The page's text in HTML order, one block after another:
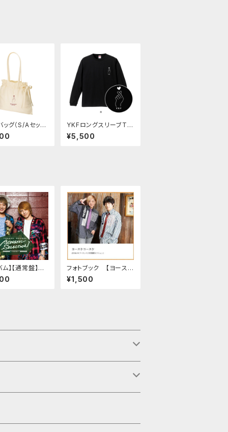
ッグ（S/Aセッ
YKFロングスリーブTシ
ャツ
¥5,500
ム】【通常盤】ヨ
ースケ「YOSU
ACOUS
フォトブック 【ヨースケ
コースケ 2018 A/W ア
ーティスト写真撮影オフ
¥1,500